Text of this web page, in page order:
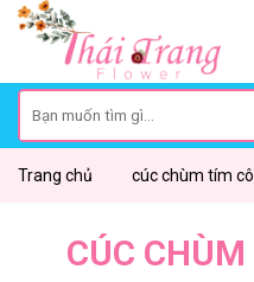
Skip
for:
Trang chủ cúc chùm tím
CÚC